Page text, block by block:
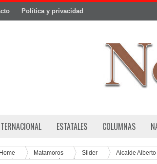
Política y privacidad
ESTATALES COLUMNAS
Home Matamoros Slider
Alcalde
entrega de roscas y juguetes